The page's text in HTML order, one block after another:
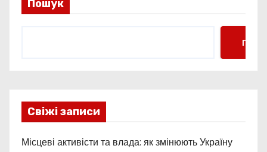
Пошук
Свіжі записи
Місцеві активісти та влада: як змінюють Україну